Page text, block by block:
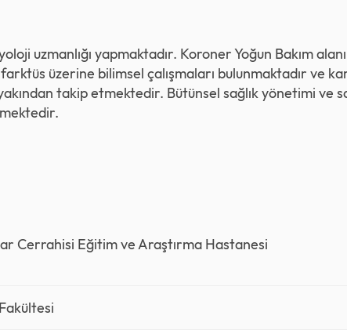
uzmanlığı yapmaktadır. Koroner Yoğun Bakım
üzerine bilimsel çalışmaları bulunmaktadır ve
takip etmektedir. Bütünsel sağlık yönetimi ve
Cerrahisi Eğitim ve Araştırma Hastanesi